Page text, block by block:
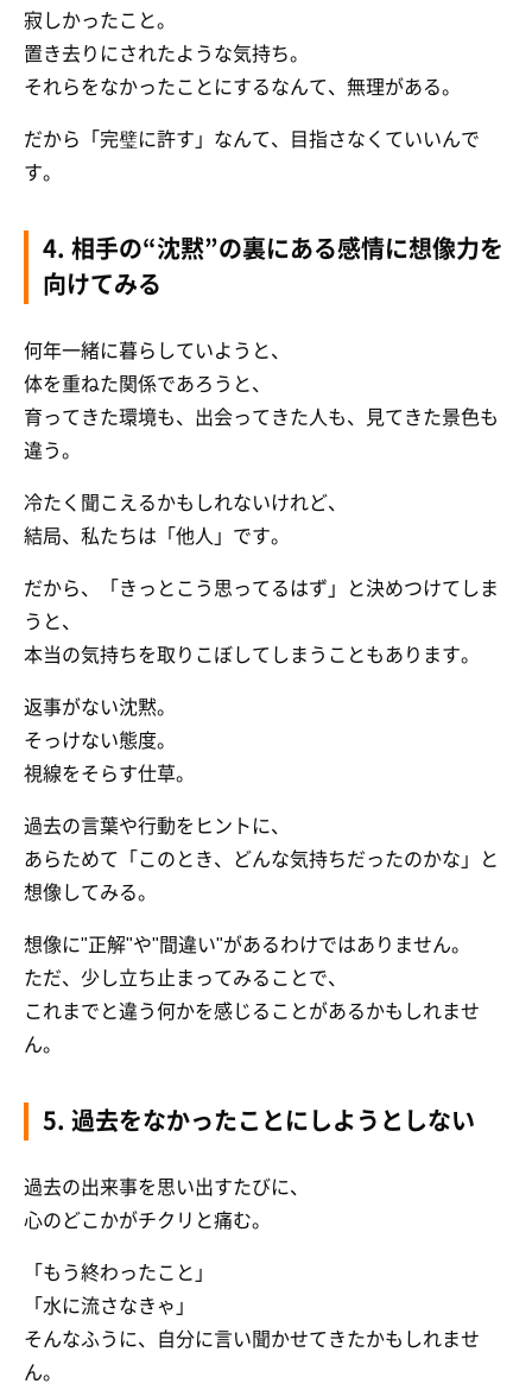
寂しかったこと。
置き去りにされたような気持ち。
それらをなかったことにするなんて、無理がある。
だから「完璧に許す」なんて、目指さなくていいんで
す。
4. 相手の“沈黙”の裏にある感情に想像力を
向けてみる
何年一緒に暮らしていようと、
体を重ねた関係であろうと、
育ってきた環境も、出会ってきた人も、見てきた景色も
違う。
冷たく聞こえるかもしれないけれど、
結局、私たちは「他人」です。
だから、「きっとこう思ってるはず」と決めつけてしま
うと、
本当の気持ちを取りこぼしてしまうこともあります。
返事がない沈黙。
そっけない態度。
視線をそらす仕草。
過去の言葉や行動をヒントに、
あらためて「このとき、どんな気持ちだったのかな」と
想像してみる。
想像に"正解"や"間違い"があるわけではありません。
ただ、少し立ち止まってみることで、
これまでと違う何かを感じることがあるかもしれませ
ん。
5. 過去をなかったことにしようとしない
過去の出来事を思い出すたびに、
心のどこかがチクリと痛む。
「もう終わったこと」
「水に流さなきゃ」
そんなふうに、自分に言い聞かせてきたかもしれませ
ん。